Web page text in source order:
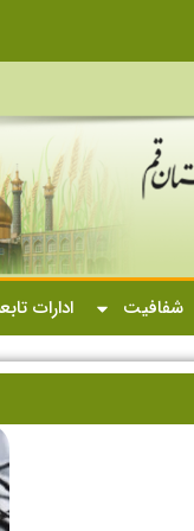
شفافیت ادارات